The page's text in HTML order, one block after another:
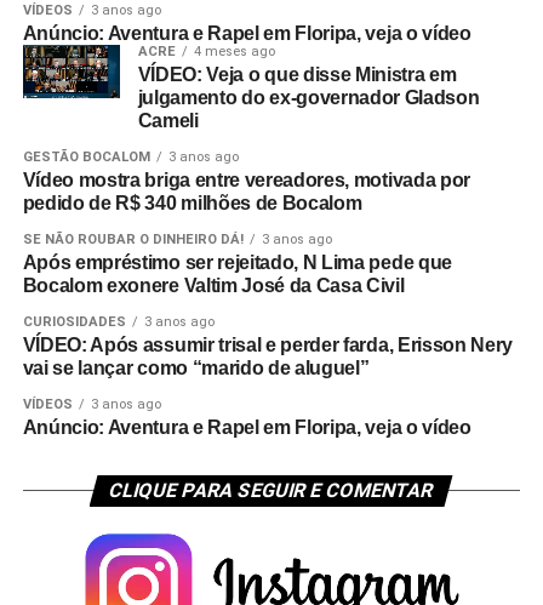
VÍDEOS 3 anos ago
Anúncio: Aventura e Rapel em Floripa, veja o vídeo
ACRE 4 meses ago
VÍDEO: Veja o que disse Ministra em
julgamento do ex-governador Gladson
Cameli
GESTÃO BOCALOM 3 anos ago
Vídeo mostra briga entre vereadores, motivada por
pedido de R$ 340 milhões de Bocalom
SE NÃO ROUBAR O DINHEIRO DÁ! 3 anos ago
Após empréstimo ser rejeitado, N Lima pede que
Bocalom exonere Valtim José da Casa Civil
CURIOSIDADES 3 anos ago
VÍDEO: Após assumir trisal e perder farda, Erisson Nery
vai se lançar como “marido de aluguel”
VÍDEOS 3 anos ago
Anúncio: Aventura e Rapel em Floripa, veja o vídeo
CLIQUE PARA SEGUIR E COMENTAR